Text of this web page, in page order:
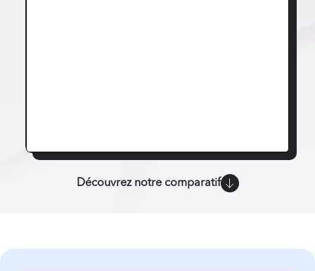
Découvrez notre comparatif